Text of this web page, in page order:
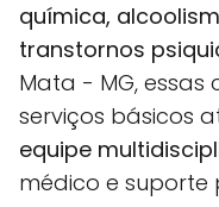
química,
transtornos
Mata - MG,
serviços básicos
equipe
médico e suporte